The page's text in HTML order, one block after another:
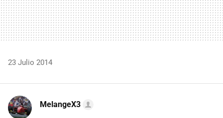
23 Julio 2014
MelangeX3